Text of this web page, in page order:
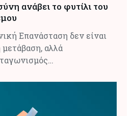
ανάβει το φυτίλι του
Επανάσταση δεν είναι
αλλά